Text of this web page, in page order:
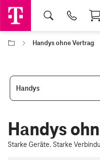
Handys ohne Vertrag
Handys
Handys
Starke Geräte. Starke